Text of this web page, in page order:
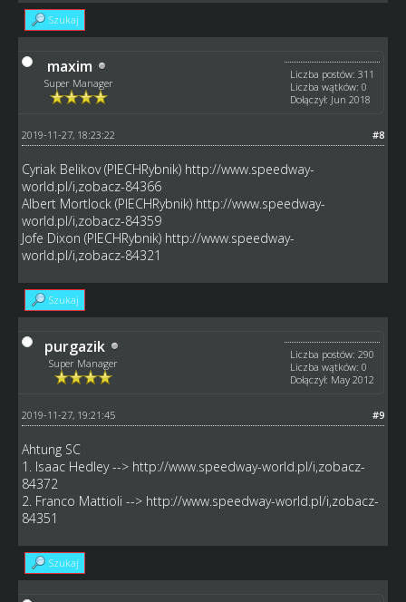
Szukaj
maxim
Super Manager
Liczba postów: 311
Liczba wątków: 0
Dołączył: Jun 2018
#8
2019-11-27, 18:23:22
Cyriak Belikov (PIECHRybnik) http://www.speedway-
world.pl/i,zobacz-84366
Albert Mortlock (PIECHRybnik) http://www.speedway-
world.pl/i,zobacz-84359
Jofe Dixon (PIECHRybnik) http://www.speedway-
world.pl/i,zobacz-84321
Szukaj
purgazik
Super Manager
Liczba postów: 290
Liczba wątków: 0
Dołączył: May 2012
#9
2019-11-27, 19:21:45
Ahtung SC
1. Isaac Hedley --> http://www.speedway-world.pl/i,zobacz-
84372
2. Franco Mattioli --> http://www.speedway-world.pl/i,zobacz-
84351
Szukaj